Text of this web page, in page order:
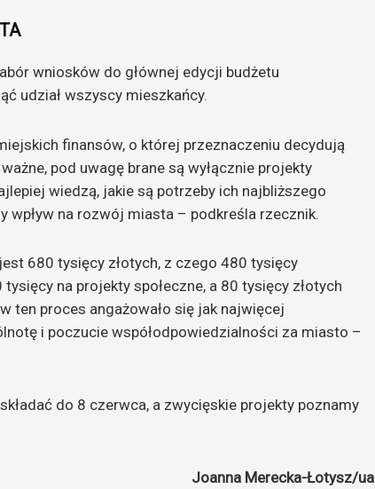
wniosków do głównej edycji budżetu
udział wszyscy mieszkańcy.
finansów, o której przeznaczeniu decydują
pod uwagę brane są wyłącznie projekty
wiedzą, jakie są potrzeby ich najbliższego
wpływ na rozwój miasta – podkreśla rzecznik.
680 tysięcy złotych, z czego 480 tysięcy
na projekty społeczne, a 80 tysięcy złotych
ten proces angażowało się jak najwięcej
i poczucie współodpowiedzialności za miasto –
do 8 czerwca, a zwycięskie projekty poznamy
Joanna Merecka-Łotysz/ua